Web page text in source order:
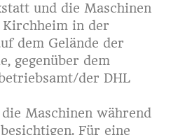
und die Maschinen
in der
dem Gelände der
gegenüber dem
der DHL
Maschinen während
Für eine